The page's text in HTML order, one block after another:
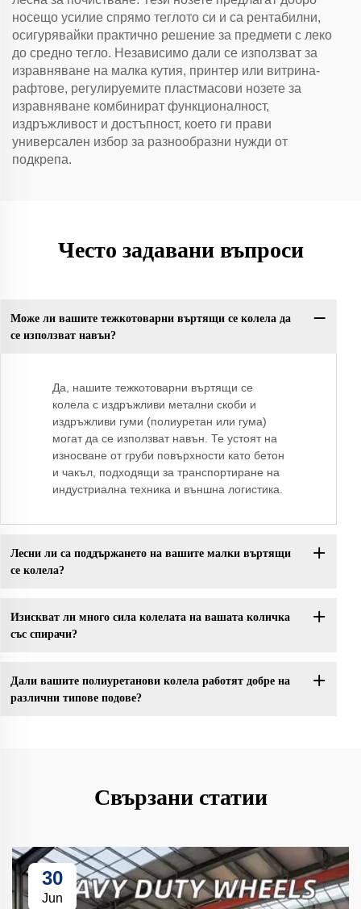
носещо усилие спрямо теглото си и са рентабилни,
осигурявайки практично решение за предмети с леко
до средно тегло. Независимо дали се използват за
изравняване на малка кутия, принтер или витрина-
рафтове, регулируемите пластмасови нозете за
изравняване комбинират функционалност,
издръжливост и достъпност, което ги прави
универсален избор за разнообразни нужди от
подкрепа.
Често задавани въпроси
Може ли вашите тежкотоварни въртящи се колела да
се използват навън?
Да, нашите тежкотоварни въртящи се
колела с издръжливи метални скоби и
издръжливи гуми (полиуретан или гума)
могат да се използват навън. Те устоят на
износване от груби повърхности като бетон
и чакъл, подходящи за транспортиране на
индустриална техника и външна логистика.
Лесни ли са поддържането на вашите малки въртящи
се колела?
Изискват ли много сила колелата на вашата количка
със спирачи?
Дали вашите полиуретанови колела работят добре на
различни типове подове?
Свързани статии
30
Jun